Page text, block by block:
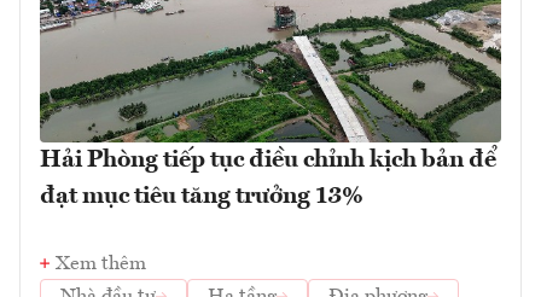
Hải Phòng tiếp tục điều chỉnh kịch bản để
đạt mục tiêu tăng trưởng 13%
Xem thêm